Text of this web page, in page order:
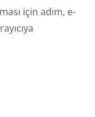
için adım, e-